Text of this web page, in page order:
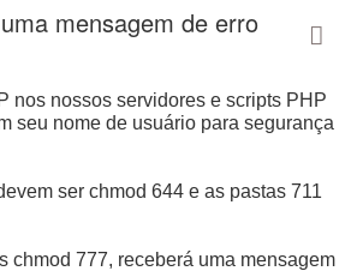
mensagem de erro
nos nossos servidores e scripts PHP
seu nome de usuário para segurança
ser chmod 644 e as pastas 711
chmod 777, receberá uma mensagem